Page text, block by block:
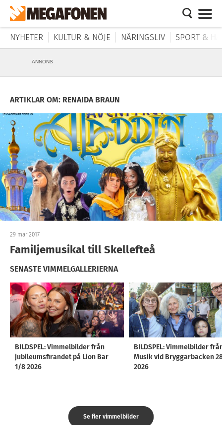
NYHETER KULTUR & NÖJE NÄRINGSLIV SPORT &
ANNONS
ARTIKLAR OM: RENAIDA BRAUN
29 mar 2017
Familjemusikal till Skellefteå
SENASTE VIMMELGALLERIERNA
BILDSPEL: Vimmelbilder från
jubileumsfirandet på Lion Bar
1/8 2026
BILDSPEL: Vimmelbilder
Musik vid Bryggarbacken
2026
Se fler vimmelbilder